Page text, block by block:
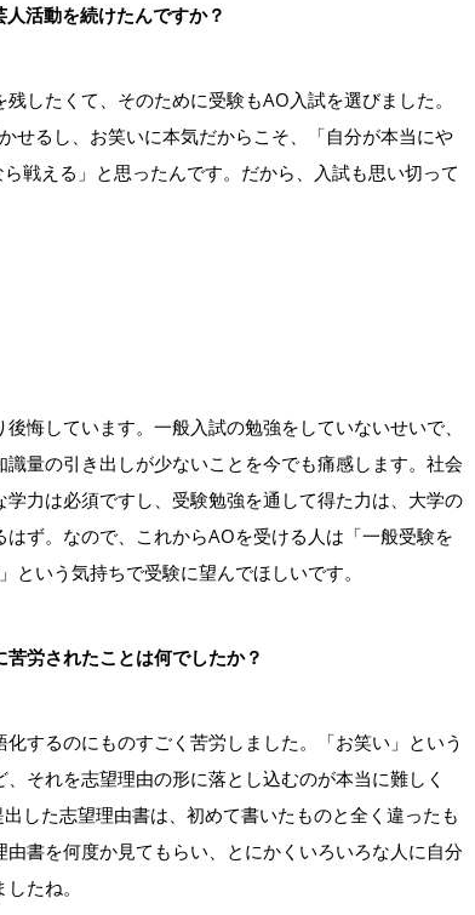
活動を続けたんですか？
したくて、そのために受験もAO入試を選びました。
せるし、お笑いに本気だからこそ、「自分が本当にや
戦える」と思ったんです。だから、入試も思い切って
悔しています。一般入試の勉強をしていないせいで、
量の引き出しが少ないことを今でも痛感します。社会
力は必須ですし、受験勉強を通して得た力は、大学の
ず。なので、これからAOを受ける人は「一般受験を
という気持ちで受験に望んでほしいです。
労されたことは何でしたか？
するのにものすごく苦労しました。「お笑い」という
それを志望理由の形に落とし込むのが本当に難しく
した志望理由書は、初めて書いたものと全く違ったも
書を何度か見てもらい、とにかくいろいろな人に自分
たね。